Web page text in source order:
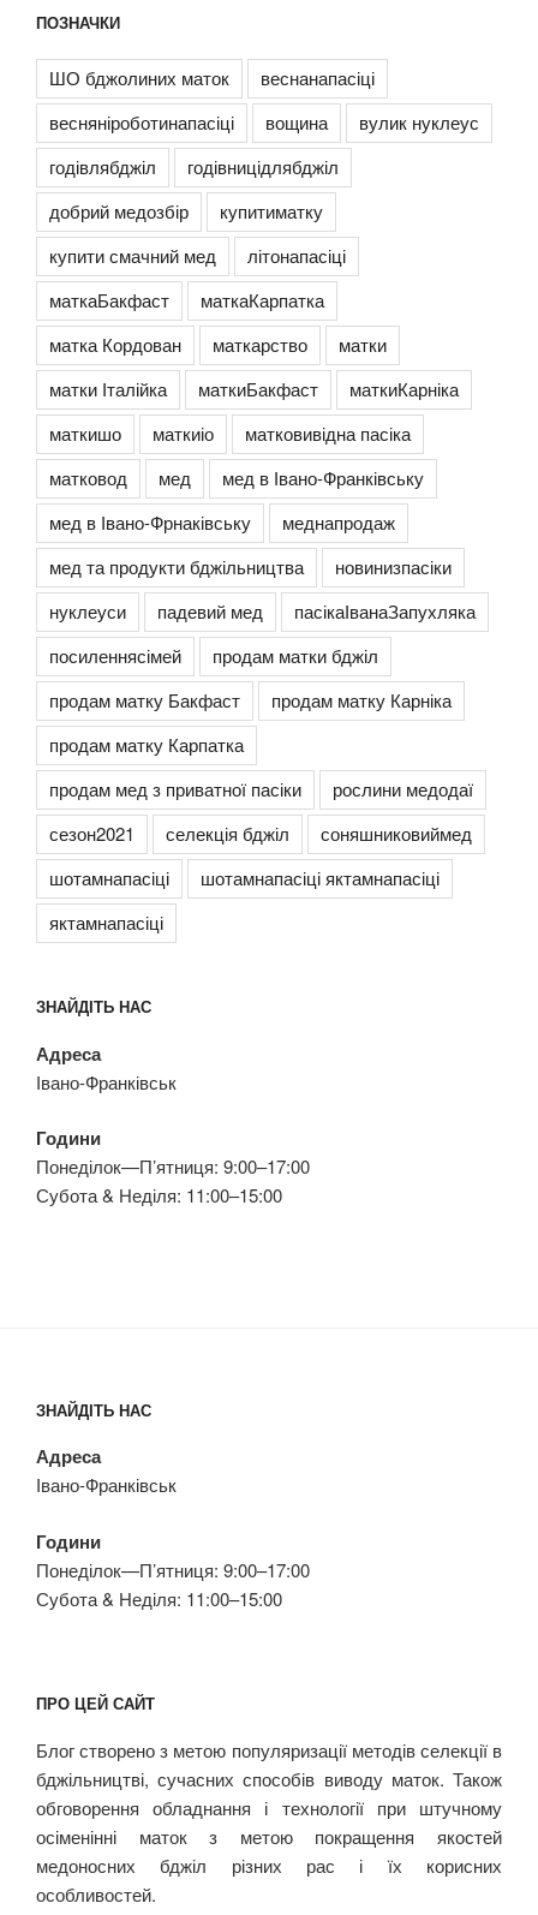
ПОЗНАЧКИ
ШО бджолиних маток
веснанапасіці
весняніроботинапасіці
вощина
вулик нуклеус
годівлябджіл
годівницідлябджіл
добрий медозбір
купитиматку
купити смачний мед
літонапасіці
маткаБакфаст
маткаКарпатка
матка Кордован
маткарство
матки
матки Італійка
маткиБакфаст
маткиКарніка
маткишо
маткиіо
матковивідна пасіка
матковод
мед
мед в Івано-Франківську
мед в Івано-Фрнаківську
меднапродаж
мед та продукти бджільництва
новинизпасіки
нуклеуси
падевий мед
пасікаІванаЗапухляка
посиленнясімей
продам матки бджіл
продам матку Бакфаст
продам матку Карніка
продам матку Карпатка
продам мед з приватної пасіки
рослини медодаї
сезон2021
селекція бджіл
соняшниковиймед
шотамнапасіці
шотамнапасіці яктамнапасіці
яктамнапасіці
ЗНАЙДІТЬ НАС
Адреса
Івано-Франківськ
Години
Понеділок—П’ятниця: 9:00–17:00
Субота & Неділя: 11:00–15:00
ЗНАЙДІТЬ НАС
Адреса
Івано-Франківськ
Години
Понеділок—П’ятниця: 9:00–17:00
Субота & Неділя: 11:00–15:00
ПРО ЦЕЙ САЙТ
Блог створено з метою популяризації методів селекції в
бджільництві, сучасних способів виводу маток. Також
обговорення обладнання і технології при штучному
осіменінні маток з метою покращення якостей
медоносних бджіл різних рас і їх корисних
особливостей.